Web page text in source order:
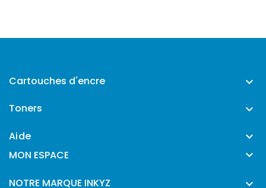
Cartouches d'encre 
Toners 
Aide 
MON ESPACE 
NOTRE MARQUE INKYZ 